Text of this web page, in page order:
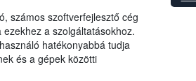
számos szoftverfejlesztő cég
a szolgáltatásokhoz.
hatékonyabbá tudja
és a gépek közötti